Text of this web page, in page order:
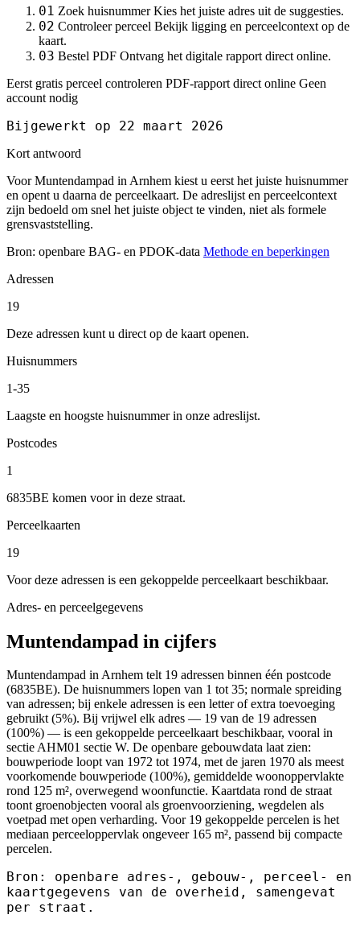
01 Zoek huisnummer Kies het juiste adres uit de suggesties.
02 Controleer perceel Bekijk ligging en perceelcontext op de
kaart.
03 Bestel PDF Ontvang het digitale rapport direct online.
Eerst gratis perceel controleren PDF-rapport direct online Geen
account nodig
Bijgewerkt op 22 maart 2026
Kort antwoord
Voor Muntendampad in Arnhem kiest u eerst het juiste huisnummer
en opent u daarna de perceelkaart. De adreslijst en perceelcontext
zijn bedoeld om snel het juiste object te vinden, niet als formele
grensvaststelling.
Bron: openbare BAG- en PDOK-data Methode en beperkingen
Adressen
19
Deze adressen kunt u direct op de kaart openen.
Huisnummers
1-35
Laagste en hoogste huisnummer in onze adreslijst.
Postcodes
1
6835BE komen voor in deze straat.
Perceelkaarten
19
Voor deze adressen is een gekoppelde perceelkaart beschikbaar.
Adres- en perceelgegevens
Muntendampad in cijfers
Muntendampad in Arnhem telt 19 adressen binnen één postcode
(6835BE). De huisnummers lopen van 1 tot 35; normale spreiding
van adressen; bij enkele adressen is een letter of extra toevoeging
gebruikt (5%). Bij vrijwel elk adres — 19 van de 19 adressen
(100%) — is een gekoppelde perceelkaart beschikbaar, vooral in
sectie AHM01 sectie W. De openbare gebouwdata laat zien:
bouwperiode loopt van 1972 tot 1974, met de jaren 1970 als meest
voorkomende bouwperiode (100%), gemiddelde woonoppervlakte
rond 125 m², overwegend woonfunctie. Kaartdata rond de straat
toont groenobjecten vooral als groenvoorziening, wegdelen als
voetpad met open verharding. Voor 19 gekoppelde percelen is het
mediaan perceeloppervlak ongeveer 165 m², passend bij compacte
percelen.
Bron: openbare adres-, gebouw-, perceel- en
kaartgegevens van de overheid, samengevat
per straat.